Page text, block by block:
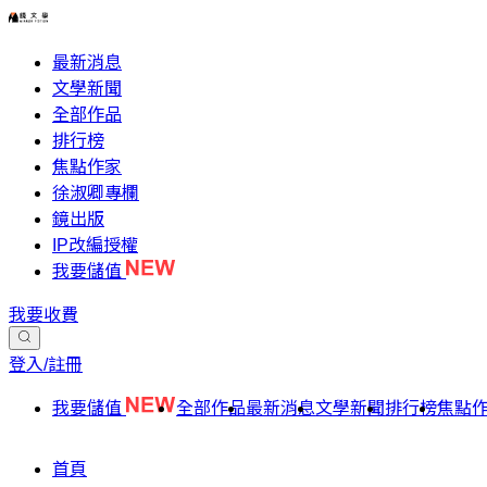
最新消息
文學新聞
全部作品
排行榜
焦點作家
徐淑卿專欄
鏡出版
IP改編授權
我要儲值
我要收費
登入/註冊
我要儲值 全部作品最新消息文學新聞排行榜焦點
首頁